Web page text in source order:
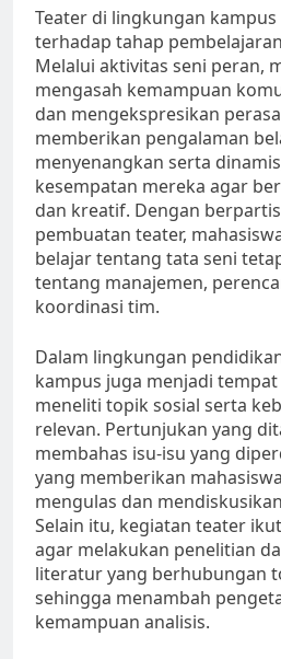
Teater di lingkungan
terhadap tahap
Melalui aktivitas seni peran,
mengasah kemampuan
dan mengekspresikan
memberikan pengalaman
menyenangkan serta
kesempatan mereka agar
dan kreatif. Dengan
pembuatan teater,
belajar tentang tata seni
tentang manajemen,
koordinasi tim.
Dalam lingkungan
kampus juga menjadi
meneliti topik sosial serta
relevan. Pertunjukan yang
membahas isu-isu yang
yang memberikan
mengulas dan
Selain itu, kegiatan teater
agar melakukan penelitian
literatur yang berhubungan
sehingga menambah
kemampuan analisis.